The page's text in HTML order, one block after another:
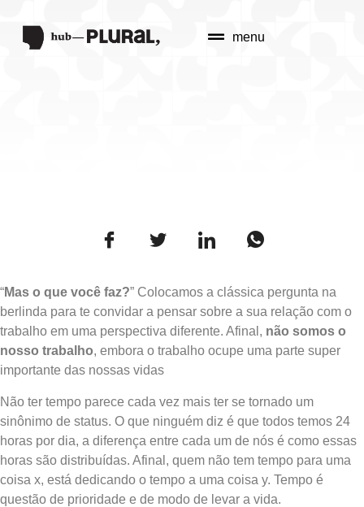
menu
“Mas o que você faz?” Colocamos a clássica pergunta na
berlinda para te convidar a pensar sobre a sua relação com o
trabalho em uma perspectiva diferente. Afinal, não somos o
nosso trabalho, embora o trabalho ocupe uma parte super
importante das nossas vidas
Não ter tempo parece cada vez mais ter se tornado um
sinônimo de status. O que ninguém diz é que todos temos 24
horas por dia, a diferença entre cada um de nós é como essas
horas são distribuídas. Afinal, quem não tem tempo para uma
coisa x, está dedicando o tempo a uma coisa y. Tempo é
questão de prioridade e de modo de levar a vida.